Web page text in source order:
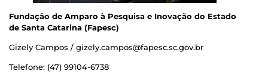
Fundação de Amparo à Pesquisa e Inovação do Estado
de Santa Catarina (Fapesc)
Gizely Campos / gizely.campos@fapesc.sc.gov.br
Telefone: (47) 99104-6738